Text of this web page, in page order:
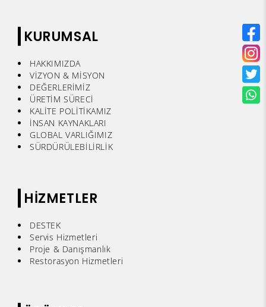
KURUMSAL
HAKKIMIZDA
VİZYON & MİSYON
DEĞERLERİMİZ
ÜRETİM SÜRECİ
KALİTE POLİTİKAMIZ
İNSAN KAYNAKLARI
GLOBAL VARLIĞIMIZ
SÜRDÜRÜLEBİLİRLİK
HİZMETLER
DESTEK
Servis Hizmetleri
Proje & Danışmanlık
Restorasyon Hizmetleri